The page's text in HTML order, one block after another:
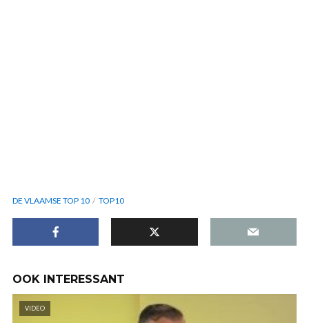
DE VLAAMSE TOP 10 TOP10
OOK INTERESSANT
VIDEO